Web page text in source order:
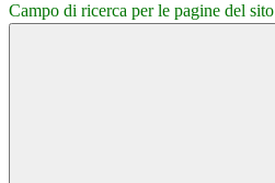
Campo di ricerca per le pagine del sito